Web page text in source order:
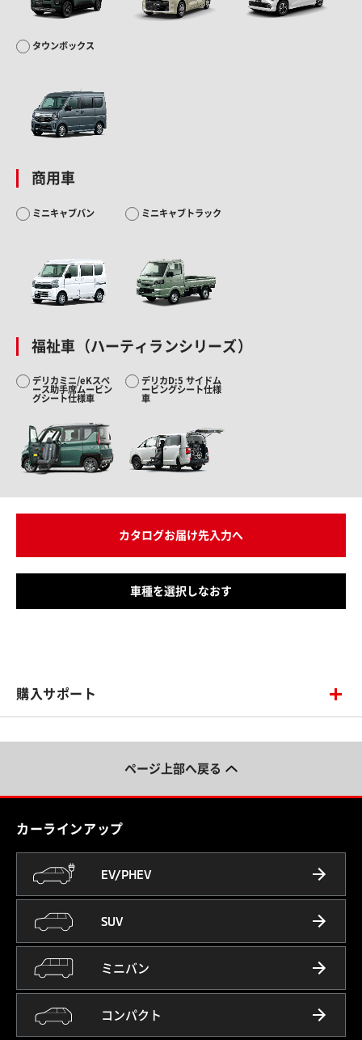
タウンボックス
商用車
ミニキャブバン ミニキャブトラック
福祉車（ハーティランシリーズ）
デリカミニ/eKスペ
ース助手席ムービン
グシート仕様車
デリカD:5 サイドム
ービングシート仕様
車
カタログお届け先入力へ
車種を選択しなおす
購入サポート
ページ上部へ戻る
カーラインアップ
EV/PHEV
SUV
ミニバン
コンパクト